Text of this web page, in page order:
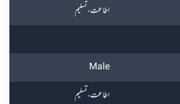
اطاعت، تسلیم
Male
اطاعت، تسلیم